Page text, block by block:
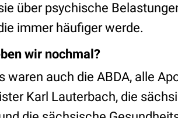
über psychische
immer häufiger werde.
wir nochmal?
waren auch die ABDA, alle
Karl Lauterbach, die